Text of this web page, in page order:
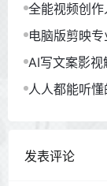
全能视频创
电脑版剪映
AI写文案影视
人人都能听
发表评论